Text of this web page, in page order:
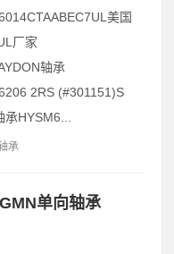
美国
厂家
轴承
2RS (#301151)S
HYSM6...
承
单向轴承